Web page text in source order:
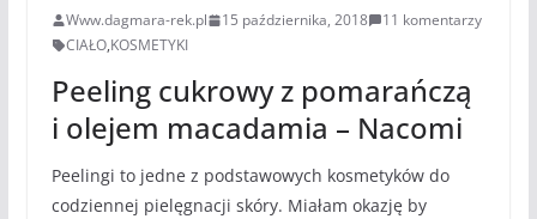
Www.dagmara-rek.pl 15 października, 2018
11 komentarzy
CIAŁO,KOSMETYKI
Peeling cukrowy z pomarańczą
i olejem macadamia – Nacomi
Peelingi to jedne z podstawowych kosmetyków do
codziennej pielęgnacji skóry. Miałam okazję by